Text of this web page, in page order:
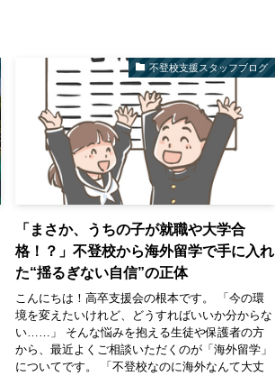
不登校支援スタッフブログ
「まさか、うちの子が就職や大学合
格！？」不登校から海外留学で手に入れ
た“揺るぎない自信”の正体
こんにちは！高卒支援会の根本です。 「今の環
境を変えたいけれど、どうすればいいか分からな
い……」 そんな悩みを抱える生徒や保護者の方
から、最近よくご相談いただくのが「海外留学」
についてです。 「不登校なのに海外なんて大丈